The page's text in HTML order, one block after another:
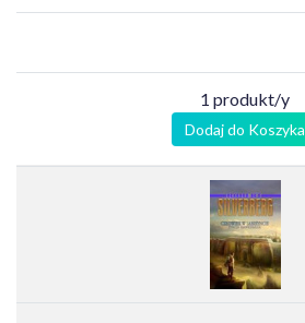
1 produkt/y
Dodaj do Koszyka